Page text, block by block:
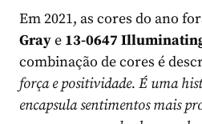
Em 2021, as cores do ano
Graye 13-0647
combinação de cores é
força e positividade. É uma
encapsula sentimentos mais